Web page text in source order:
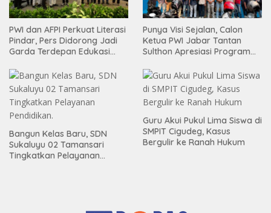
PWI dan AFPI Perkuat Literasi
Pindar, Pers Didorong Jadi
Garda Terdepan Edukasi
Punya Visi Sejalan, Calon
Ketua PWI Jabar Tantan
Sulthon Apresiasi Program
Bangun Kelas Baru, SDN
Sukaluyu 02 Tamansari
Tingkatkan Pelayanan
Guru Akui Pukul Lima Siswa di
SMPIT Cigudeg, Kasus
Bergulir ke Ranah Hukum